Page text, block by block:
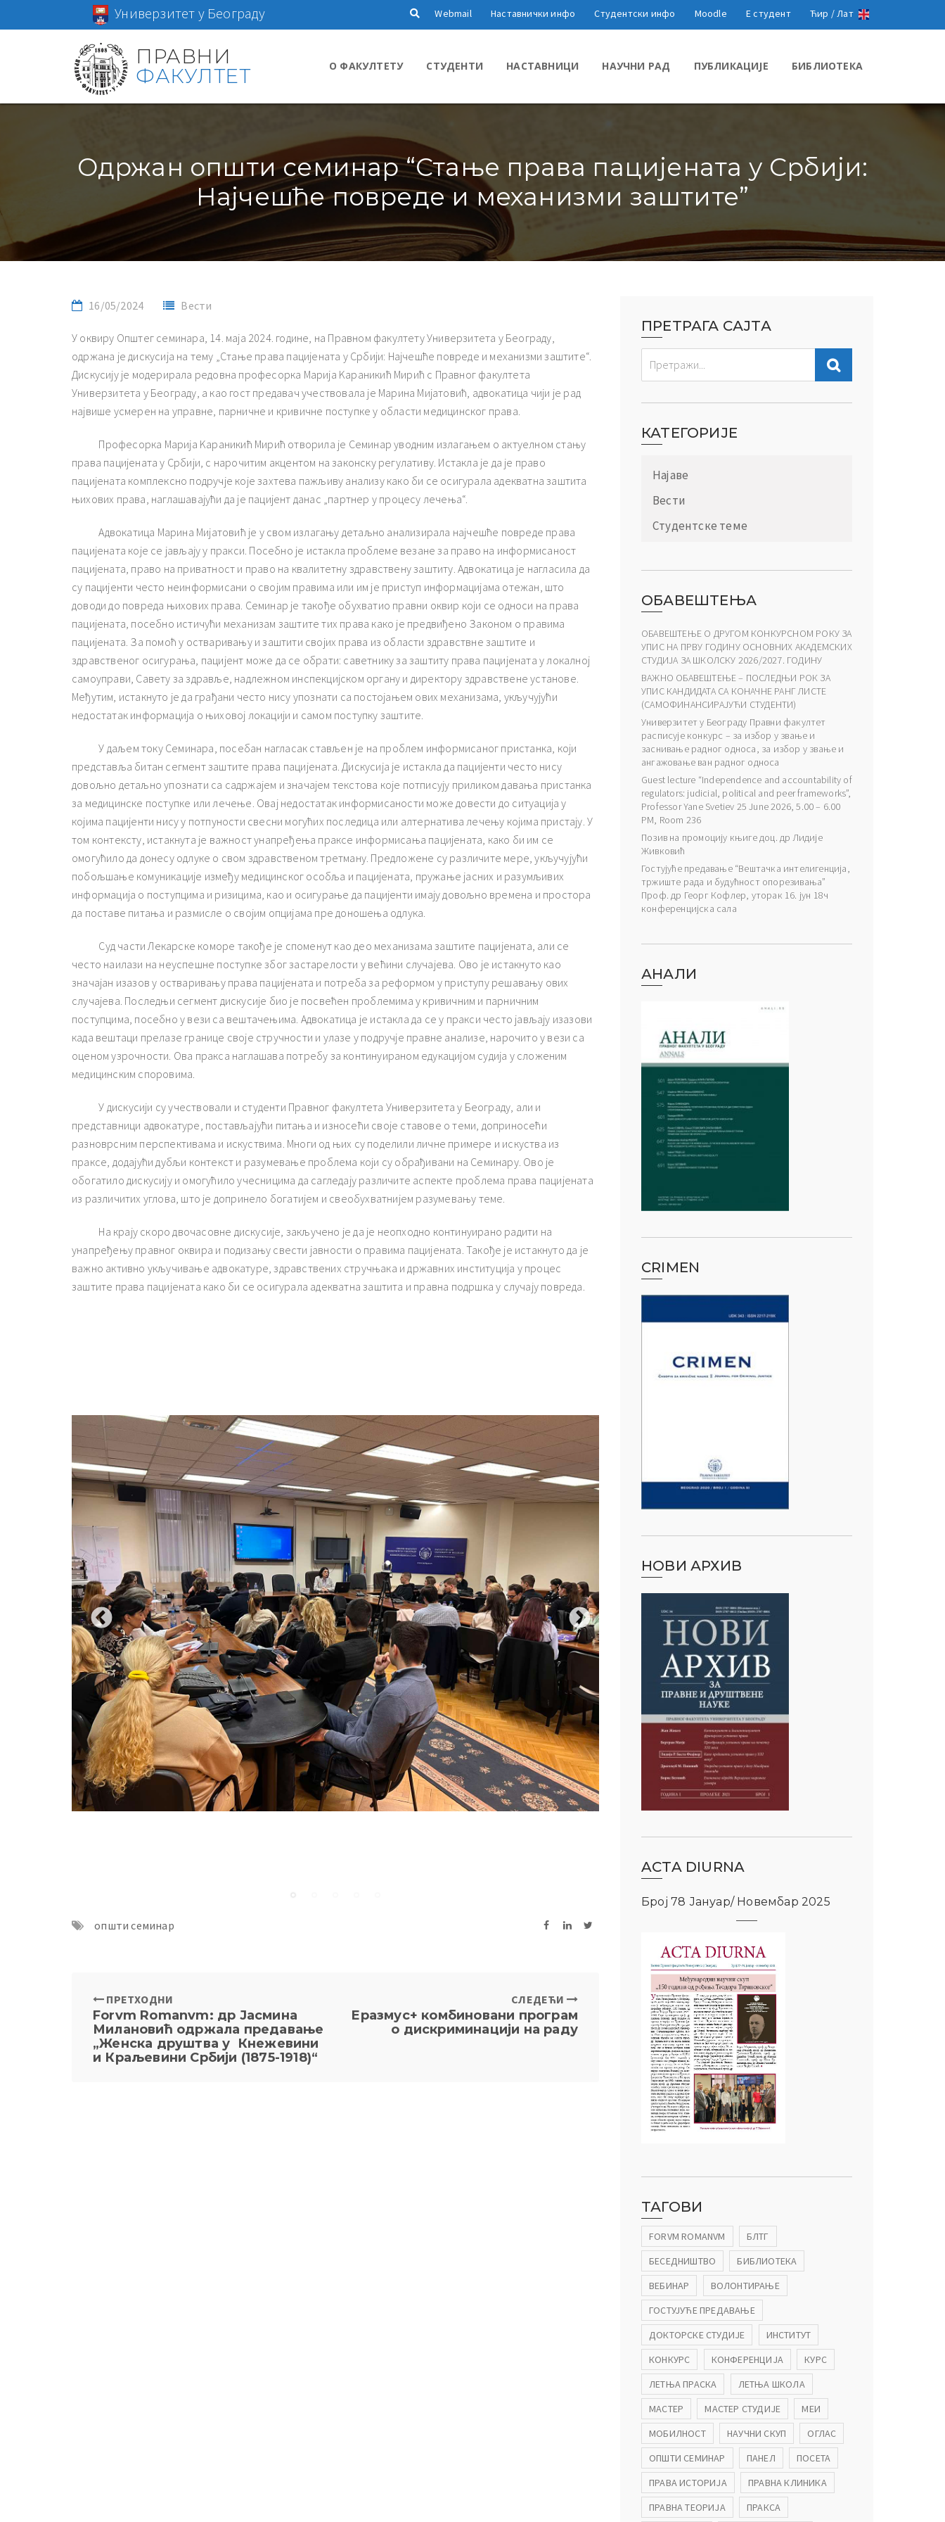
Универзитет у Београду Webmail Наставнички инфо Студентски инфо Moodle Е студент Ћир /Лат
ПРАВНИ
ФАКУЛТЕТ
О ФАКУЛТЕТУ СТУДЕНТИ НАСТАВНИЦИ НАУЧНИ РАД ПУБЛИКАЦИЈЕ БИБЛИОТЕКА
Одржан општи семинар “Стање права пацијената у Србији:
Најчешће повреде и механизми заштите”
16/05/2024 Вести
У оквиру Општег семинара, 14. маја 2024. године, на Правном факултету Универзитета у Београду,
одржана је дискусија на тему „Стање права пацијената у Србији: Најчешће повреде и механизми заштите“.
Дискусију је модерирала редовна професорка Марија Kараникић Мирић с Правног факултета
Универзитета у Београду, а као гост предавач учествовала је Марина Мијатовић, адвокатица чији је рад
највише усмерен на управне, парничне и кривичне поступке у области медицинског права.
Професорка Марија Kараникић Мирић отворила је Семинар уводним излагањем о актуелном стању
права пацијената у Србији, с нарочитим акцентом на законску регулативу. Истакла је да је право
пацијената комплексно подручје које захтева пажљиву анализу како би се осигурала адекватна заштита
њихових права, наглашавајући да је пацијент данас „партнер у процесу лечења“.
Адвокатица Марина Мијатовић је у свом излагању детаљно анализирала најчешће повреде права
пацијената које се јављају у пракси. Посебно је истакла проблеме везане за право на информисаност
пацијената, право на приватност и право на квалитетну здравствену заштиту. Адвокатица је нагласила да
су пацијенти често неинформисани о својим правима или им је приступ информацијама отежан, што
доводи до повреда њихових права. Семинар је такође обухватио правни оквир који се односи на права
пацијената, посебно истичући механизам заштите тих права како је предвиђено Законом о правима
пацијената. За помоћ у остваривању и заштити својих права из области здравствне заштите и
здравственог осигурања, пацијент може да се обрати: саветнику за заштиту права пацијената у локалној
самоуправи, Савету за здравље, надлежном инспекцијском органу и директору здравствене установе.
Међутим, истакнуто је да грађани често нису упознати са постојањем ових механизама, укључујући
недостатак информација о њиховој локацији и самом поступку заштите.
У даљем току Семинара, посебан нагласак стављен је на проблем информисаног пристанка, који
представља битан сегмент заштите права пацијената. Дискусија је истакла да пацијенти често нису
довољно детаљно упознати са садржајем и значајем текстова које потписују приликом давања пристанка
за медицинске поступке или лечење. Овај недостатак информисаности може довести до ситуација у
којима пацијенти нису у потпуности свесни могућих последица или алтернатива лечењу којима пристају. У
том контексту, истакнута је важност унапређења праксе информисања пацијената, како би им се
омогућило да донесу одлуке о свом здравственом третману. Предложене су различите мере, укључујући
побољшање комуникације између медицинског особља и пацијената, пружање јасних и разумљивих
информација о поступцима и ризицима, као и осигурање да пацијенти имају довољно времена и простора
да поставе питања и размисле о својим опцијама пре доношења одлука.
Суд части Лекарске коморе такође је споменут као део механизама заштите пацијената, али се
често наилази на неуспешне поступке због застарелости у већини случајева. Ово је истакнуто као
значајан изазов у остваривању права пацијената и потреба за реформом у приступу решавању ових
случајева. Последњи сегмент дискусије био је посвећен проблемима у кривичним и парничним
поступцима, посебно у вези са вештачењима. Адвокатица је истакла да се у пракси често јављају изазови
када вештаци прелазе границе своје стручности и улазе у подручје правне анализе, нарочито у вези са
оценом узрочности. Ова пракса наглашава потребу за континуираном едукацијом судија у сложеним
медицинским споровима.
У дискусији су учествовали и студенти Правног факултета Универзитета у Београду, али и
представници адвокатуре, постављајући питања и износећи своје ставове о теми, доприносећи
разноврсним перспективама и искуствима. Многи од њих су поделили личне примере и искуства из
праксе, додајући дубљи контекст и разумевање проблема који су обрађивани на Семинару. Ово је
обогатило дискусију и омогућило учесницима да сагледају различите аспекте проблема права пацијената
из различитих углова, што је допринело богатијем и свеобухватнијем разумевању теме.
На крају скоро двочасовне дискусије, закључено је да је неопходно континуирано радити на
унапређењу правног оквира и подизању свести јавности о правима пацијената. Такође је истакнуто да је
важно активно укључивање адвокатуре, здравствених стручњака и државних институција у процес
заштите права пацијената како би се осигурала адекватна заштита и правна подршка у случају повреда.
општи семинар
ПРЕТХОДНИ
Forvm Romanvm: др Јасмина
Милановић одржала предавање
„Женска друштва у Кнежевини
и Краљевини Србији (1875-1918)“
СЛЕДЕЋИ
Еразмус+ комбиновани програм
о дискриминацији на раду
ПРЕТРАГА САЈТА
КАТЕГОРИЈЕ
Најаве
Вести
Студентске теме
ОБАВЕШТЕЊА
ОБАВЕШТЕЊЕ О ДРУГОМ КОНКУРСНОМ РОКУ ЗА
УПИС НА ПРВУ ГОДИНУ ОСНОВНИХ АКАДЕМСКИХ
СТУДИЈА ЗА ШКОЛСКУ 2026/2027. ГОДИНУ
ВАЖНО ОБАВЕШТЕЊЕ – ПОСЛЕДЊИ РОК ЗА
УПИС КАНДИДАТА СА КОНАЧНЕ РАНГ ЛИСТЕ
(САМОФИНАНСИРАЈУЋИ СТУДЕНТИ)
Универзитет у Београду Правни факултет
расписује конкурс – за избор у звање и
заснивање радног односа, за избор у звање и
ангажовање ван радног односа
Guest lecture “Independence and accountability of
regulators: judicial, political and peer frameworks”,
Professor Yane Svetiev 25 June 2026, 5.00 – 6.00
PM, Room 236
Позив на промоцију књиге доц. др Лидије
Живковић
Гостујуће предавање “Вештачка интелигенција,
тржиште рада и будућност опорезивања”
Проф. др Георг Кофлер, уторак 16. јун 18ч
конференцијска сала
АНАЛИ
CRIMEN
НОВИ АРХИВ
ACTA DIURNA
Број 78 Јануар/ Новембар 2025
ТАГОВИ
FORVM ROMANVM
БЛТГ
БЕСЕДНИШТВО
БИБЛИОТЕКА
ВЕБИНАР
ВОЛОНТИРАЊЕ
ГОСТУЈУЋЕ ПРЕДАВАЊЕ
ДОКТОРСКЕ СТУДИЈЕ
ИНСТИТУТ
КОНКУРС
КОНФЕРЕНЦИЈА
КУРС
ЛЕТЊА ПРАСКА
ЛЕТЊА ШКОЛА
МАСТЕР
МАСТЕР СТУДИЈЕ
МЕИ
МОБИЛНОСТ
НАУЧНИ СКУП
ОГЛАС
ОПШТИ СЕМИНАР
ПАНЕЛ
ПОСЕТА
ПРАВА ИСТОРИЈА
ПРАВНА КЛИНИКА
ПРАВНА ТЕОРИЈА
ПРАКСА